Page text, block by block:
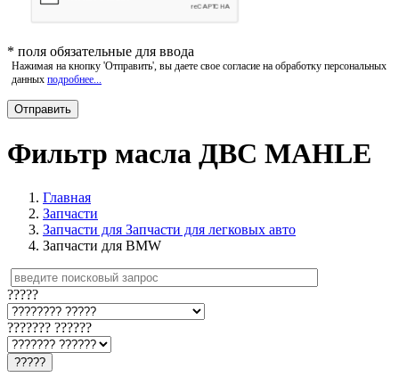
* поля обязательные для ввода
Нажимая на кнопку 'Отправить', вы даете свое согласие на обработку персональных
данных подробнее...
Фильтр масла ДВС MAHLE
Главная
Запчасти
Запчасти для Запчасти для легковых авто
Запчасти для BMW
?????
??????? ??????
?????